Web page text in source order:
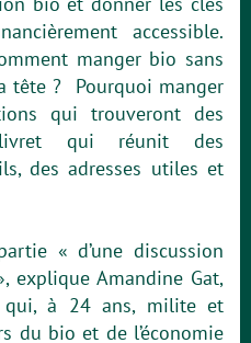
accessible.
manger bio sans
tête ? Pourquoi manger
qui trouveront des
qui réunit des
des adresses utiles et
« d’une discussion
explique Amandine Gat,
qui, à 24 ans, milite et
du bio et de l’économie